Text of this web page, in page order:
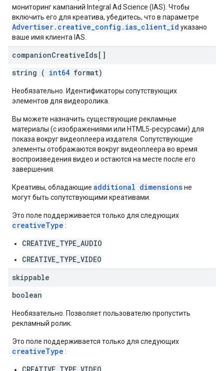
мониторинг кампаний Integral Ad Science (IAS). Чтобы
включить его для креатива, убедитесь, что в параметре
Advertiser.creative_config.ias_client_id указано
ваше имя клиента IAS.
companionCreativeIds[]
string ( int64 format)
Необязательно. Идентификаторы сопутствующих
элементов для видеоролика.
Вы можете назначить существующие рекламные
материалы (с изображениями или HTML5-ресурсами) для
показа вокруг видеоплеера издателя. Сопутствующие
элементы отображаются вокруг видеоплеера во время
воспроизведения видео и остаются на месте после его
завершения.
Креативы, обладающие additional dimensionsне
могут быть сопутствующими креативами.
Это поле поддерживается только для следующих
creativeType :
CREATIVE_TYPE_AUDIO
CREATIVE_TYPE_VIDEO
skippable
boolean
Необязательно. Позволяет пользователю пропустить
рекламный ролик.
Это поле поддерживается только для следующих
creativeType :